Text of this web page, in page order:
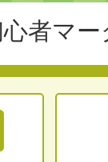
者マ